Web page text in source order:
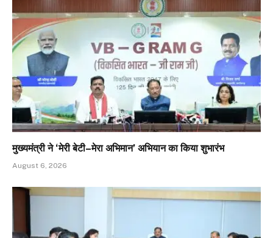
मुख्यमंत्री ने ‘मेरी बेटी–मेरा अभिमान’ अभियान का किया शुभारंभ
August 6, 2026